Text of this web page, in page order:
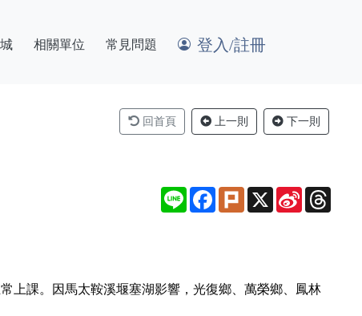
相關單位 常見問題 登入/註冊
回首頁 上一則 下一則
Line Facebook
Plurk X
Sina
Weibo
上課。因馬太鞍溪堰塞湖影響，光復鄉、萬榮鄉、鳳林